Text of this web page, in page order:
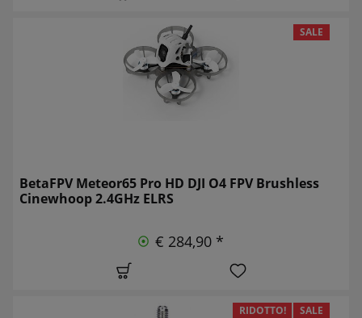
SALE
BetaFPV Meteor65 Pro HD DJI O4 FPV Brushless
Cinewhoop 2.4GHz ELRS
€ 284,90 *
RIDOTTO! SALE